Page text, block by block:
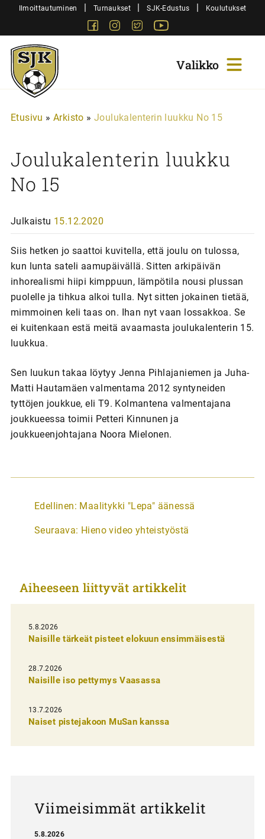
SiirryIlmoittautuminen | Turnaukset | SJK-Edustus | Koulutukset
FacebookInstagram
Twitter
Sjk-
Juniorit
Etusivu » Arkisto » Joulukalenterin luukku No 15
Joulukalenterin luukku
No 15
Julkaistu 15.12.2020
Siis hetken jo saattoi kuvitella, että joulu on tulossa,
kun lunta sateli aamupäivällä. Sitten arkipäivän
inhorealismi hiipi kimppuun, lämpötila nousi plussan
puolelle ja tihkua alkoi tulla. Nyt sitten jokainen tietää,
mimmoinen keli taas on. Ihan nyt vaan lossakkoa. Se
ei kuitenkaan estä meitä avaamasta joulukalenterin 15.
luukkua.
Sen luukun takaa löytyy Jenna Pihlajaniemen ja Juha-
Matti Hautamäen valmentama 2012 syntyneiden
tyttöjen joukkue, eli T9. Kolmantena valmentajana
joukkueessa toimii Petteri Kinnunen ja
joukkueenjohtajana Noora Mielonen.
A
t
k
e
l
i
e
n
e
Edellinen: Maalitykki "Lepa" äänessä
Seuraava: Hieno video yhteistyöstä
Aiheeseen liittyvät artikkelit
5.8.2026
Naisille tärkeät pisteet elokuun ensimmäisestä
28.7.2026
Naisille iso pettymys Vaasassa
13.7.2026
Naiset pistejakoon MuSan kanssa
Viimeisimmät artikkelit
5.8.2026